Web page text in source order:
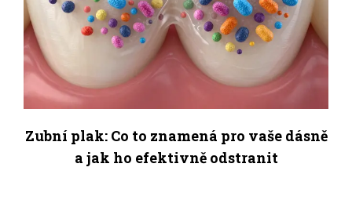
Zubní plak: Co to znamená pro vaše dásně
a jak ho efektivně odstranit